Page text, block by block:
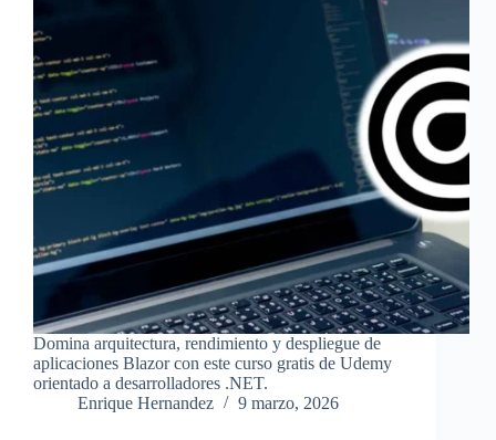
Domina arquitectura, rendimiento y despliegue de
aplicaciones Blazor con este curso gratis de Udemy
orientado a desarrolladores .NET.
Enrique Hernandez
9 marzo, 2026